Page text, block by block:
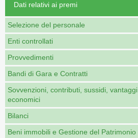
Dati relativi ai premi
Selezione del personale
Enti controllati
Provvedimenti
Bandi di Gara e Contratti
Sovvenzioni, contributi, sussidi, vantaggi
economici
Bilanci
Beni immobili e Gestione del Patrimonio